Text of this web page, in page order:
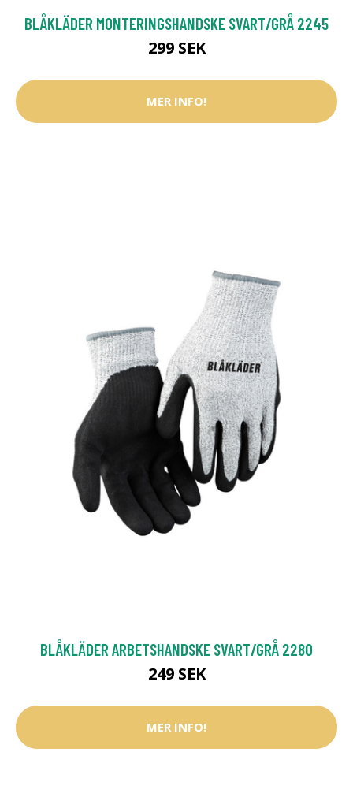
BLÅKLÄDER MONTERINGSHANDSKE SVART/GRÅ 2245
299 SEK
MER INFO!
BLÅKLÄDER ARBETSHANDSKE SVART/GRÅ 2280
249 SEK
MER INFO!